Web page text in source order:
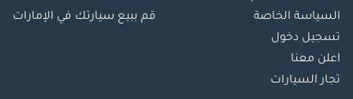
السياسة الخاصة
تسجيل دخول
اعلن معنا
تجار السيارات
قم ببيع سيارتك في الإمارات